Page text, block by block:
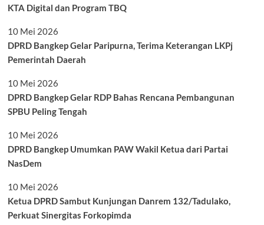
KTA Digital dan Program TBQ
10 Mei 2026
DPRD Bangkep Gelar Paripurna, Terima Keterangan LKPj
Pemerintah Daerah
10 Mei 2026
DPRD Bangkep Gelar RDP Bahas Rencana Pembangunan
SPBU Peling Tengah
10 Mei 2026
DPRD Bangkep Umumkan PAW Wakil Ketua dari Partai
NasDem
10 Mei 2026
Ketua DPRD Sambut Kunjungan Danrem 132/Tadulako,
Perkuat Sinergitas Forkopimda